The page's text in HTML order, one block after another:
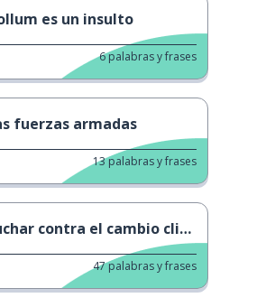
es un insulto
6palabras y frases
fuerzas armadas
13palabras y frases
contra el cambio climático
47palabras y frases